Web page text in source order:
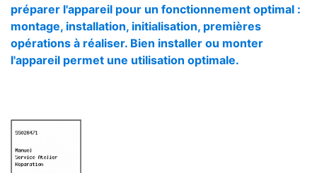
préparer l'appareil pour un fonctionnement optimal :
montage, installation, initialisation, premières
opérations à réaliser. Bien installer ou monter
l'appareil permet une utilisation optimale.